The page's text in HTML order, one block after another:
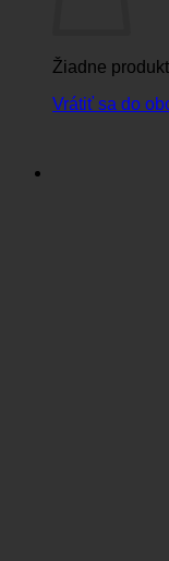
Žiadne
Vrátiť sa do